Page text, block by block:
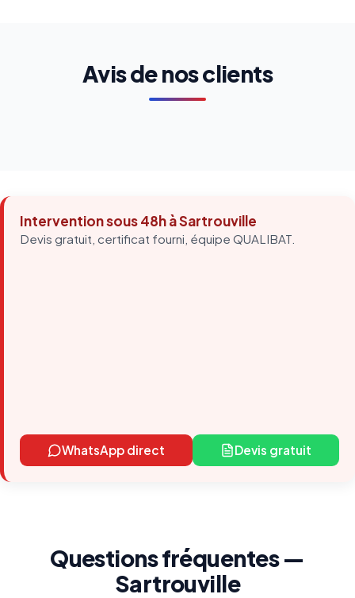
Avis de nos clients
Intervention sous 48h à Sartrouville
Devis gratuit, certificat fourni, équipe QUALIBAT.
WhatsApp direct Devis gratuit
Questions fréquentes —
Sartrouville